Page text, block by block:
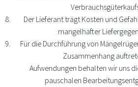
Der Lieferant trägt Kosten und
mangelhafter
Für die Durchführung von
Zusammenhang
Aufwendungen behalten wir uns
pauschalen